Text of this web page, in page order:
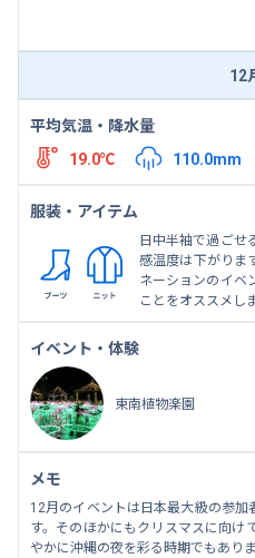
12
平均気温・降水量
19.0℃
110.0mm
服装・アイテム
日中半袖で過ごせ
感温度は下がりま
ネーションのイベ
ことをオススメし
イベント・体験
東南植物楽園
メモ
12月のイベントは日本最大級の参加
す。そのほかにもクリスマスに向け
やかに沖縄の夜を彩る時期でもありま